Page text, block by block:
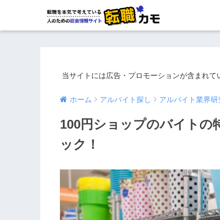
当サイトには広告・プロモーションが含まれて
ホーム アルバイト探し アルバイト業界研
100円ショップのバイトの
ック！